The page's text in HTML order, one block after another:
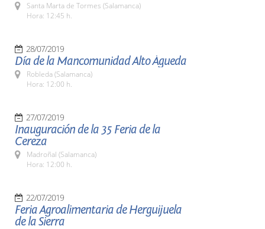
Santa Marta de Tormes (Salamanca)
Hora: 12:45 h.
28/07/2019
Día de la Mancomunidad Alto Águeda
Robleda (Salamanca)
Hora: 12:00 h.
27/07/2019
Inauguración de la 35 Feria de la
Cereza
Madroñal (Salamanca)
Hora: 12:00 h.
22/07/2019
Feria Agroalimentaria de Herguijuela
de la Sierra